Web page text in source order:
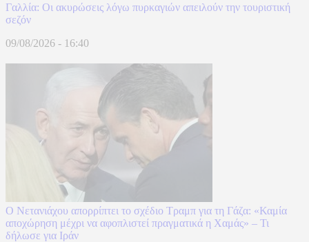
Γαλλία: Οι ακυρώσεις λόγω πυρκαγιών απειλούν την τουριστική
σεζόν
09/08/2026 - 16:40
Ο Νετανιάχου απορρίπτει το σχέδιο Τραμπ για τη Γάζα: «Καμία
αποχώρηση μέχρι να αφοπλιστεί πραγματικά η Χαμάς» – Τι
δήλωσε για Ιράν